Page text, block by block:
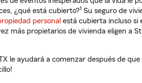
¿qué está cubierto?1 Su seguro de
personal está cubierta incluso si
más propietarios de vivienda eligen a
le ayudará a comenzar después de